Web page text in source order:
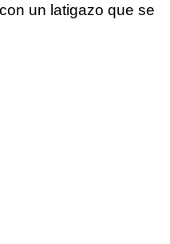
un latigazo que se